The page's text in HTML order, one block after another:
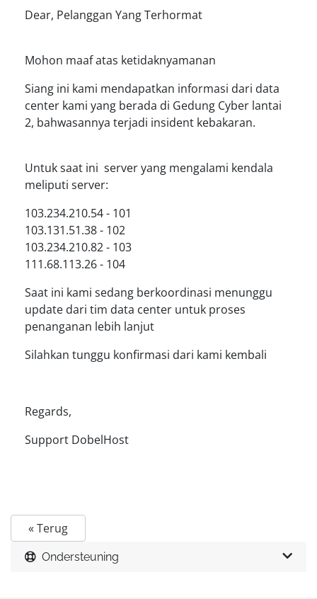
Dear, Pelanggan Yang Terhormat
Mohon maaf atas ketidaknyamanan
Siang ini kami mendapatkan informasi dari data
center kami yang berada di Gedung Cyber lantai
2, bahwasannya terjadi insident kebakaran.
Untuk saat ini server yang mengalami kendala
meliputi server:
103.234.210.54 - 101
103.131.51.38 - 102
103.234.210.82 - 103
111.68.113.26 - 104
Saat ini kami sedang berkoordinasi menunggu
update dari tim data center untuk proses
penanganan lebih lanjut
Silahkan tunggu konfirmasi dari kami kembali
Regards,
Support DobelHost
« Terug
Ondersteuning